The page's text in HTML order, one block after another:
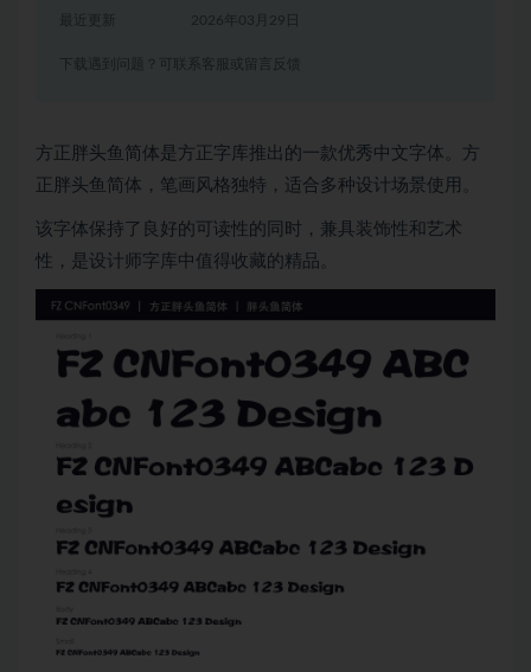
2026年03月29日
下载遇到问题？可联系客服或留言反馈
方正胖头鱼简体是方正字库推出的一款优秀中文字体。方
正胖头鱼简体，笔画风格独特，适合多种设计场景使用。
该字体保持了良好的可读性的同时，兼具装饰性和艺术
性，是设计师字库中值得收藏的精品。